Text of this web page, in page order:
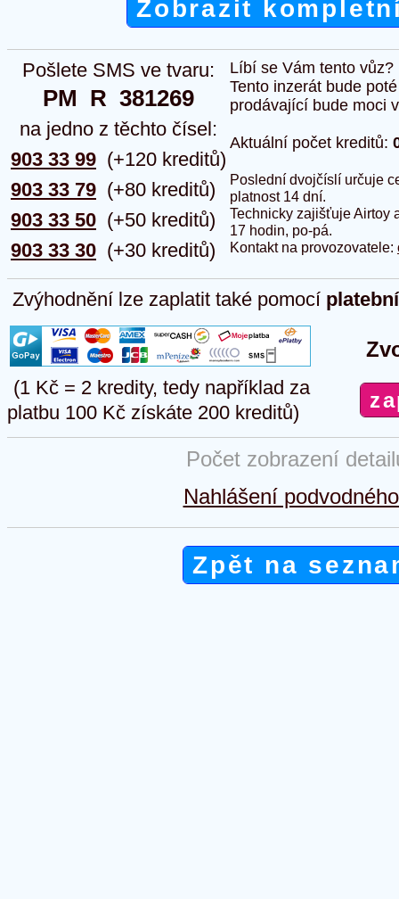
Zobrazit
Pošlete SMS ve tvaru:
PM  R  381269
na jedno z těchto čísel:
903 33 99
903 33 79
903 33 50
903 33 30
(+120 kreditů)
(+80 kreditů)
(+50 kreditů)
(+30 kreditů)
Líbí se Vám tento
Tento inzerát bude
prodávající bude moci
Aktuální počet kreditů:
Poslední dvojčíslí určuje
platnost 14 dní.
Technicky zajišťuje Airtoy
17 hodin, po-pá.
Kontakt na provozovatele:
Zvýhodnění lze zaplatit také pomocí
(1 Kč = 2 kredity, tedy například za
platbu 100 Kč získáte 200 kreditů)
Počet zobrazení
Nahlášení
Zpět na